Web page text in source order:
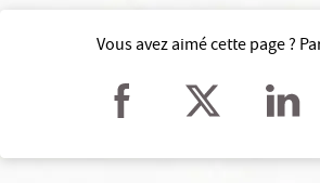
Vous avez aimé cette page ?